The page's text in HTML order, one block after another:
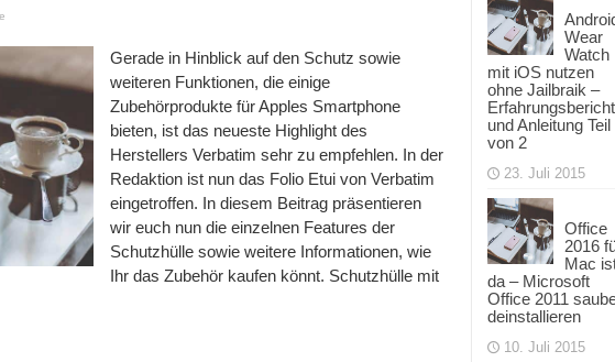
Gerade in Hinblick auf den Schutz sowie
weiteren Funktionen, die einige
Zubehörprodukte für Apples Smartphone
bieten, ist das neueste Highlight des
Herstellers Verbatim sehr zu empfehlen. In der
Redaktion ist nun das Folio Etui von Verbatim
eingetroffen. In diesem Beitrag präsentieren
wir euch nun die einzelnen Features der
Schutzhülle sowie weitere Informationen, wie
Ihr das Zubehör kaufen könnt. Schutzhülle mit
Wear
Watch
mit iOS nutzen
ohne Jailbraik –
Erfahrungsbericht
und Anleitung Teil
von 2
23. Juli 2015
Office
2016
Mac
da – Microsoft
Office 2011
deinstallieren
10. Juli 2015